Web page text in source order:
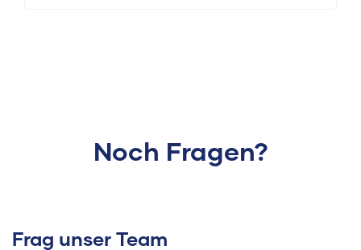
Noch Fragen?
Frag unser Team